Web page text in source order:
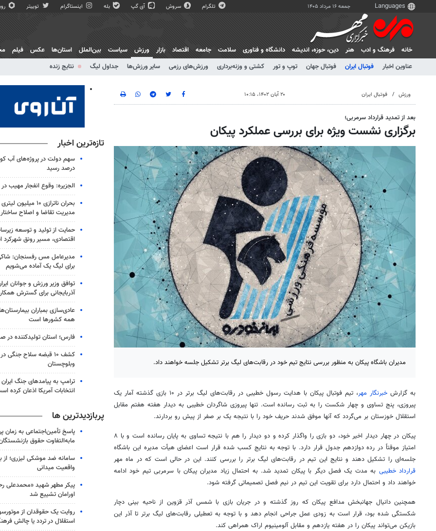
جمعه ۱۶ مرداد ۱۴۰۵ تلگرام سروش آی گپ بله اینستاگرام توییتر
خانه فرهنگ و ادب هنر دين، حوزه، انديشه دانشگاه و فناوری سلامت جامعه اقتصاد بازار
ورزش
عناوین اخبار
فوتبال ایران فوتبال جهان توپ و تور کشتی و وزنه‌برداری ورزش‌های رزمی سایر ورزش‌ها جداول لیگ نتایج زنده
سیاست بین‌الملل استان‌ها عکس فیلم
ورزش فوتبال ایران ۲۰ آبان ۱۴۰۲، ۱۰:۱۵
بعد از تمدید قرارداد سرمربی؛
برگزاری نشست ویژه برای بررسی عملکرد پیکان
مدیران باشگاه پیکان به منظور بررسی نتایج تیم خود در رقابت‌های لیگ برتر تشکیل جلسه خواهند داد.
به گزارش خبرنگار مهر
، تیم فوتبال پیکان با هدایت رسول خطیبی در رقابت‌های لیگ برتر در ۱۰ بازی گذشته آمار یک
پیروزی، پنج تساوی و چهار شکست را به ثبت رسانده است. تنها پیروزی شاگردان خطیبی به دیدار هفته هفتم مقابل
استقلال خوزستان بر می‌گردد که آنها موفق شدند حریف خود را با نتیجه یک بر صفر از پیش رو بردارند.
پیکان در چهار دیدار اخیر خود، دو بازی را واگذار کرده و دو دیدار را هم با نتیجه تساوی به پایان رسانده است و با ۸
امتیاز موقتاً در رده دوازدهم جدول قرار دارد. با توجه به نتایج کسب شده قرار است اعضای هیأت مدیره این باشگاه
جلسه‌ای را تشکیل دهند و نتایج این تیم در رقابت‌های لیگ برتر را بررسی کنند. این در حالی است که در ماه مهر
قرارداد خطیبی به مدت یک فصل دیگر با پیکان تمدید شد. به احتمال زیاد مدیران پیکان با سرمربی تیم خود ادامه
خواهند داد و احتمال دارد برای تقویت این تیم در نیم فصل تصمیماتی گرفته شود.
همچنین دانیال جهانبخش مدافع پیکان که روز گذشته و در جریان بازی با شمس آذر قزوین از ناحیه بینی دچار
شکستگی شده بود، قرار است به زودی عمل جراحی انجام دهد و با توجه به تعطیلی رقابت‌های لیگ برتر تا آذر این
بازیکن می‌تواند پیکان را در هفته یازدهم و مقابل آلومینیوم اراک همراهی کند.
تازه‌ترین اخبار
درصد رسید
الجزیره: وقوع انفجار مهیب
بحران ناترازی ۱۰
مدیریت تقاضا و اصلاح ساختار
حمایت از تولید و توسعه
اقتصادی، مسیر رونق
مدیرعامل مس رفسنجان:
برای لیگ یک آماده می‌شویم
توافق وزیر ورزش و جوانان
آذربایجانی برای گسترش
عادی‌سازی بمباران
همه کشورها است
فارس؛ استان تولیدکننده در
کشف ۱۰ قبضه سلاح
وبلوچستان
ترامپ به پیامدهای جنگ ایران
انتخابات آمریکا اذعان کرده
پربازدیدترین ها
پاسخ تأمین‌اجتماعی به زمان
مابه‌التفاوت حقوق
سامانه ضد موشکی لیزری؛ از
واقعیت میدانی
پیکر مطهر شهید «محمدعلی
اورامان تشییع شد
روایت یک حقوقدان از
استقلال در تردد یا چالش